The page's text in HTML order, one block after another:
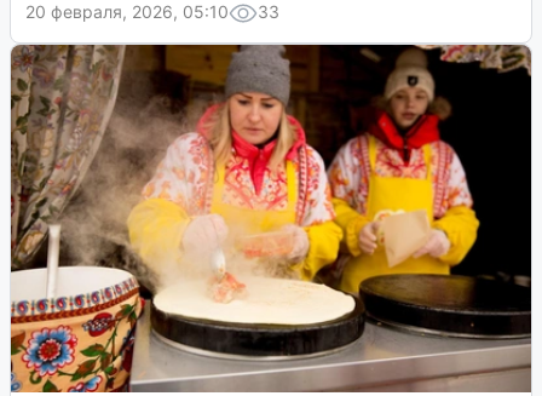
20 февраля, 2026, 05:10
33